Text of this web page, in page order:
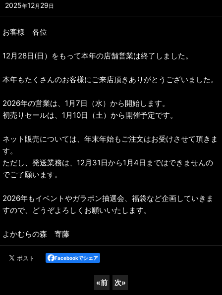
2025年12月 29日
お客様 各位
12月28日(日）をもって本年の店舗営業は終了しました。
本年もたくさんのお客様にご来店頂きありがとうございました。
2026年の営業は、1月7日（水）から開始します。
初売りセールは、1月10日（土）から開催予定です。
ネット販売については、年末年始もご注文はお受けさせて頂きま
す。
ただし、発送業務は、12月31日から1月4日まではできませんの
でご了願います。
2026年もイベントやガラポン抽選会、福袋など企画していきま
すので、どうぞよろしくお願いいたします。
よかむらの森 寄藤
Facebookでシェア
«前 次»